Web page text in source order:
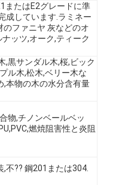
またはE2グレードに準
成しています.ラミネー
のファニヤ 灰などのオ
ッツ,オーク,ティーク
,黒サンダル木,桜,ビック
ル木,松木,ベリー木な
,本物の木の水分含有量
物,チノンベールベッ
燃焼阻害性と炎阻
不?? 鋼201または304.